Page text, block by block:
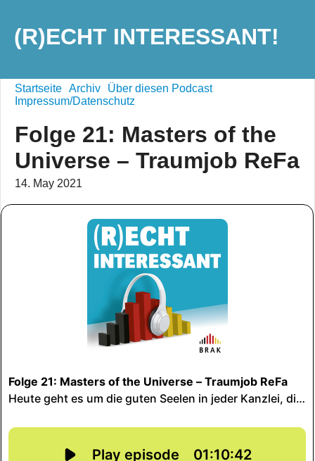
(R)ECHT INTERESSANT!
Startseite Archiv
Über diesen Podcast
Impressum/Datenschutz
Folge 21: Masters of the
Universe – Traumjob ReFa
14. May 2021